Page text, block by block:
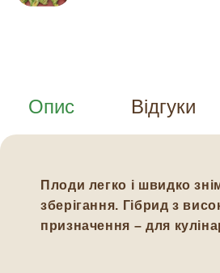
Опис Відгуки
Плоди легко і швидко
зберігання. Гібрид з
призначення – для